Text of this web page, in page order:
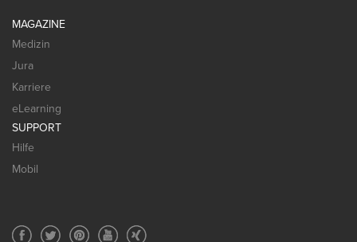
MAGAZINE
Medizin
Jura
Karriere
eLearning
SUPPORT
Hilfe
Mobil